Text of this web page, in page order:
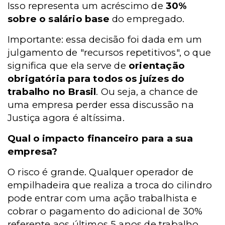
Isso representa um acréscimo de 30%
sobre o salário base do empregado.
Importante: essa decisão foi dada em um
julgamento de "recursos repetitivos", o que
significa que ela serve de orientação
obrigatória para todos os juízes do
trabalho no Brasil. Ou seja, a chance de
uma empresa perder essa discussão na
Justiça agora é altíssima.
Qual o impacto financeiro para a sua
empresa?
O risco é grande. Qualquer operador de
empilhadeira que realiza a troca do cilindro
pode entrar com uma ação trabalhista e
cobrar o pagamento do adicional de 30%